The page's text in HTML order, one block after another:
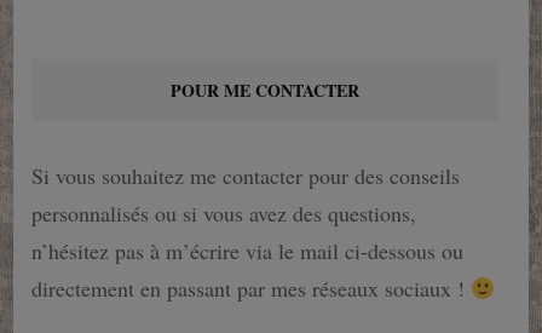
POUR ME CONTACTER
Si vous souhaitez me contacter pour des conseils
personnalisés ou si vous avez des questions,
n’hésitez pas à m’écrire via le mail ci-dessous ou
directement en passant par mes réseaux sociaux !